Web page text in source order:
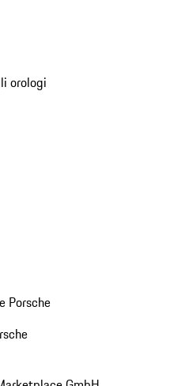
orologi
Porsche